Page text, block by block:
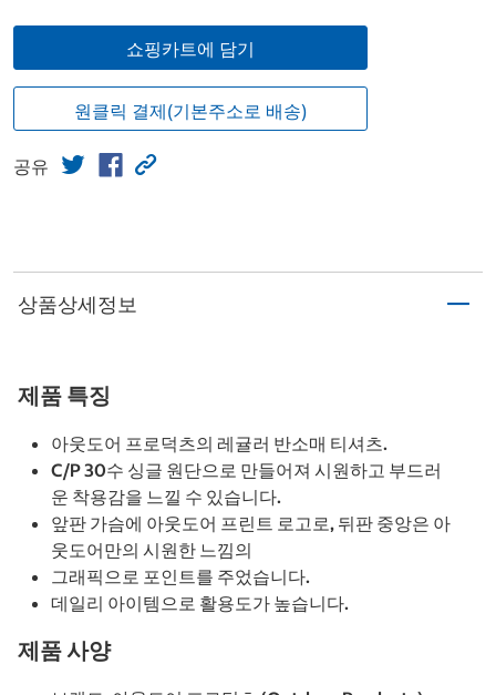
쇼핑카트에 담기
원클릭 결제(기본주소로 배송)
공유
상품상세정보
제품 특징
아웃도어 프로덕츠의 레귤러 반소매 티셔츠.
C/P 30수 싱글 원단으로 만들어져 시원하고 부드러
운 착용감을 느낄 수 있습니다.
앞판 가슴에 아웃도어 프린트 로고로, 뒤판 중앙은 아
웃도어만의 시원한 느낌의
그래픽으로 포인트를 주었습니다.
데일리 아이템으로 활용도가 높습니다.
제품 사양